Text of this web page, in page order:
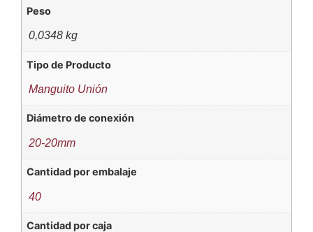
Peso
0,0348 kg
Tipo de Producto
Manguito Unión
Diámetro de conexión
20-20mm
Cantidad por embalaje
40
Cantidad por caja